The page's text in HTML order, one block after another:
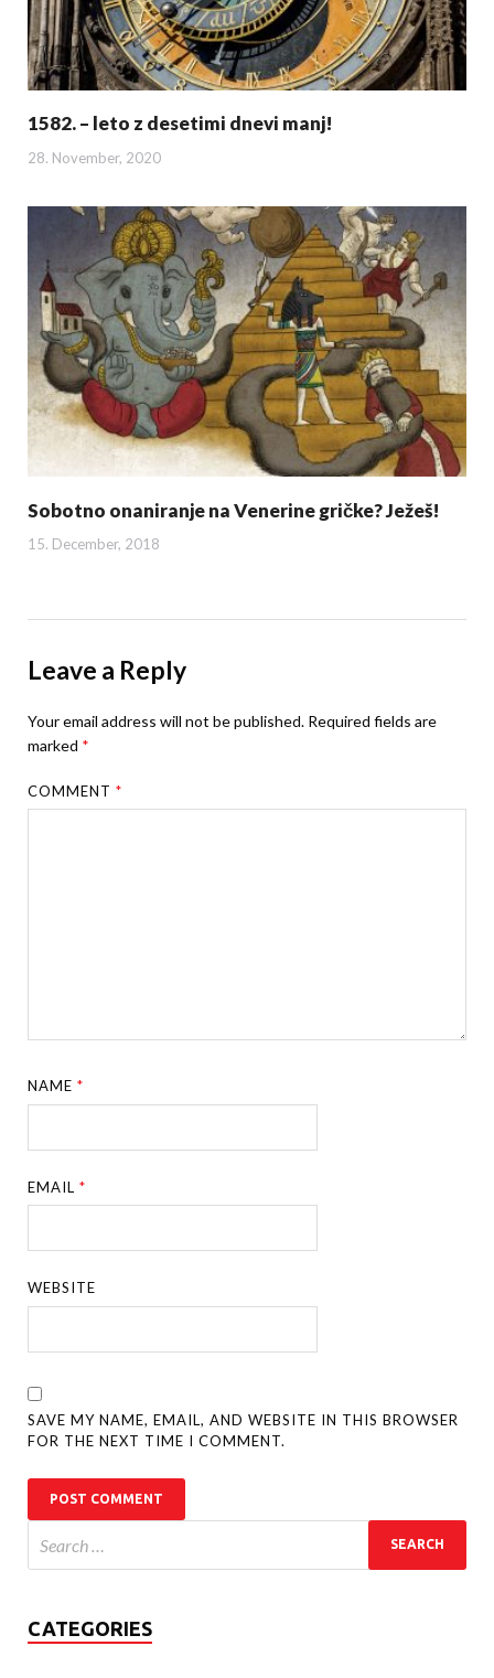
1582. – leto z desetimi dnevi manj!
28. November, 2020
Sobotno onaniranje na Venerine gričke? Ježeš!
15. December, 2018
Leave a Reply
Your email address will not be published. Required fields are
marked *
COMMENT*
NAME*
EMAIL*
WEBSITE
SAVE MY NAME, EMAIL, AND WEBSITE IN THIS BROWSER
FOR THE NEXT TIME I COMMENT.
CATEGORIES